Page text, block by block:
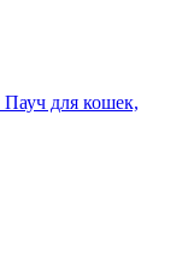
для кошек,